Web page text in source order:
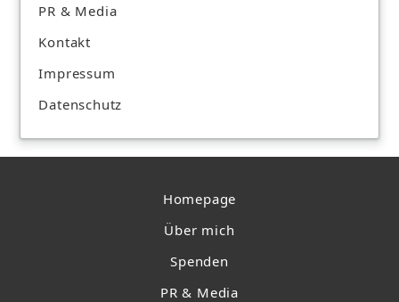
PR & Media
Kontakt
Impressum
Datenschutz
Homepage
Über mich
Spenden
PR & Media